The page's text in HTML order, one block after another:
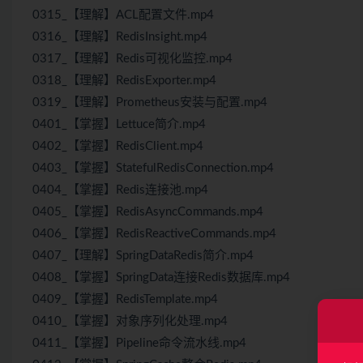
0315_【理解】ACL配置文件.mp4
0316_【理解】RedisInsight.mp4
0317_【理解】Redis可视化监控.mp4
0318_【理解】RedisExporter.mp4
0319_【理解】Prometheus安装与配置.mp4
0401_【掌握】Lettuce简介.mp4
0402_【掌握】RedisClient.mp4
0403_【掌握】StatefulRedisConnection.mp4
0404_【掌握】Redis连接池.mp4
0405_【掌握】RedisAsyncCommands.mp4
0406_【掌握】RedisReactiveCommands.mp4
0407_【理解】SpringDataRedis简介.mp4
0408_【掌握】SpringData连接Redis数据库.mp4
0409_【掌握】RedisTemplate.mp4
0410_【掌握】对象序列化处理.mp4
0411_【掌握】Pipeline命令流水线.mp4